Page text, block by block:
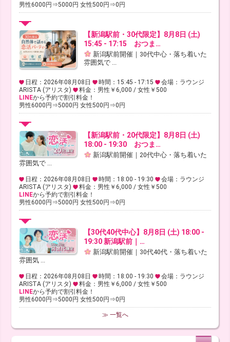
男性6000円⇒5000円 女性500円⇒0円
【新潟駅前・30代限定】8月8日 (土)
15:45 - 17:15 おつま…
新潟駅前開催｜30代中心・落ち着いた
雰囲気で ...
日程：2026年08月08日 時間：15:45 - 17:15
会場：ラウンジ
ARISTA (アリスタ)
料金：男性￥6,000 / 女性￥500
LINEから予約で割引料金！
男性6000円⇒5000円 女性500円⇒0円
【新潟駅前・20代限定】8月8日 (土)
18:00 - 19:30 おつま…
新潟駅前開催｜20代中心・落ち着いた
雰囲気で ...
日程：2026年08月08日 時間：18:00 - 19:30
会場：ラウンジ
ARISTA (アリスタ)
料金：男性￥6,000 / 女性￥500
LINEから予約で割引料金！
男性6000円⇒5000円 女性500円⇒0円
【30代40代中心】8月8日 (土) 18:00 -
19:30 新潟駅前｜…
新潟駅前開催｜30代40代・落ち着いた
雰囲気 ...
日程：2026年08月08日 時間：18:00 - 19:30
会場：ラウンジ
ARISTA (アリスタ)
料金：男性￥6,000 / 女性￥500
LINEから予約で割引料金！
男性6000円⇒5000円 女性500円⇒0円
≫ 一覧へ